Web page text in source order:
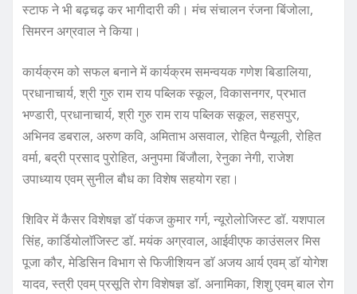
स्टाफ ने भी बढ़चढ़ कर भागीदारी की। मंच संचालन रंजना बिंजोला,
सिमरन अग्रवाल ने किया।
कार्यक्रम को सफल बनाने में कार्यक्रम समन्वयक गणेश बिडालिया,
प्रधानाचार्य, श्री गुरु राम राय पब्लिक स्कूल, विकासनगर, प्रभात
भण्डारी, प्रधानाचार्य, श्री गुरु राम राय पब्लिक सकूल, सहसपुर,
अभिनव डबराल, अरुण कवि, अमिताभ असवाल, रोहित पैन्यूली, रोहित
वर्मा, बद्री प्रसाद पुरोहित, अनुपमा बिंजौला, रेनुका नेगी, राजेश
उपाध्याय एवम् सुनील बौध का विशेष सहयोग रहा।
शिविर में कैसर विशेषज्ञ डाॅ पंकज कुमार गर्ग, न्यूरोलोजिस्ट डॉ. यशपाल
सिंह, कार्डियोलाॅजिस्ट डाॅ. मयंक अग्रवाल, आईवीएफ काउंसलर मिस
पूजा कौर, मेडिसिन विभाग से फिजीशियन डाॅ अजय आर्य एवम् डाॅ योगेश
यादव, स्त्री एवम् प्रसूति रोग विशेषज्ञ डॉ. अनामिका, शिशु एवम् बाल रोग